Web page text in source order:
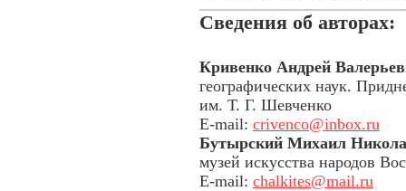
Сведения об авторах:
Кривенко Андрей
географических наук.
им. Т. Г. Шевченко
E-mail: crivenco@inbox.ru
Бутырский Михаил
музей искусства народов
E-mail: chalkites@mail.ru